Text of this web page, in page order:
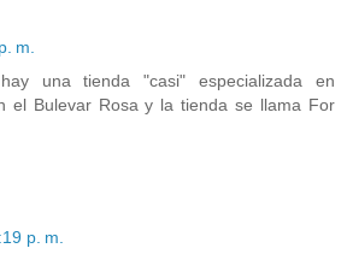
m.
una tienda "casi" especializada en
el Bulevar Rosa y la tienda se llama For
p. m.